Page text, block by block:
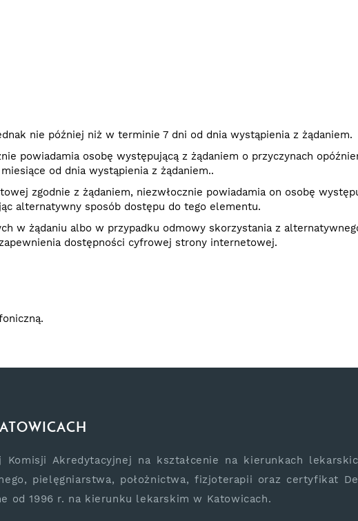
nie później niż w terminie 7 dni od dnia wystąpienia z żądaniem.
powiadamia osobę występującą z żądaniem o przyczynach
od dnia wystąpienia z żądaniem..
zgodnie z żądaniem, niezwłocznie powiadamia on osobę
alternatywny sposób dostępu do tego elementu.
w żądaniu albo w przypadku odmowy skorzystania z
dostępności cyfrowej strony internetowej.
Akredytacyjnej na kształcenie na kierunkach
pielęgniarstwa, położnictwa, fizjoterapii oraz certyfikat
od 1996 r. na kierunku lekarskim w Katowicach.